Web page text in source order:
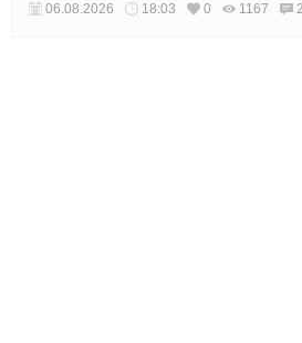
kurumların teknik inceleme
06.08.2026 18:03 0 1167 2